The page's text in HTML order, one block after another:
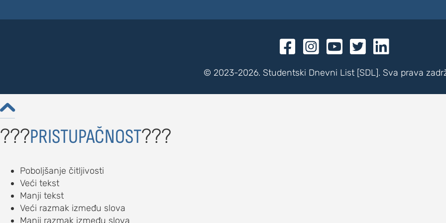
    
© 2023-2026. Studentski Dnevni List [SDL]. Sva prava

???PRISTUPAČNOST???
Poboljšanje čitljivosti
Veći tekst
Manji tekst
Veći razmak između slova
Manji razmak između slova